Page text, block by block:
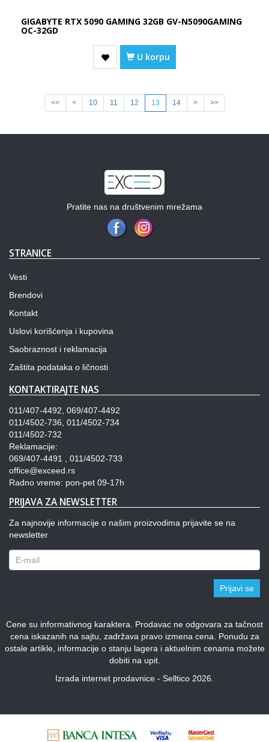
GIGABYTE RTX 5090 GAMING 32GB GV-N5090GAMING
OC-32GD
U korpu
<< < 10 11 12 13 14 > >>
Pratite nas na društvenim mrežama
STRANICE
Vesti
Brendovi
Kontakt
Uslovi korišćenja i kupovina
Saobraznost i reklamacija
Zaštita podataka o ličnosti
KONTAKTIRAJTE NAS
011/407-4492, 069/407-4492
011/4502-736, 011/4502-734
011/4502-732
Reklamacije:
069/407-4491 , 011/4502-733
office@exceed.rs
Radno vreme: pon-pet 09-17h
PRIJAVA ZA NEWSLETTER
Za najnovije informacije o našim proizvodima prijavite se na
newsletter
Prijavi se
Cene su informativnog karaktera. Prodavac ne odgovara za tačnost
cena iskazanih na sajtu, zadržava pravo izmena cena. Ponudu za
ostale artikle, informacije o stanju lagera i aktuelnim cenama možete
dobiti na upit.
Izrada internet prodavnice - Selltico 2026.